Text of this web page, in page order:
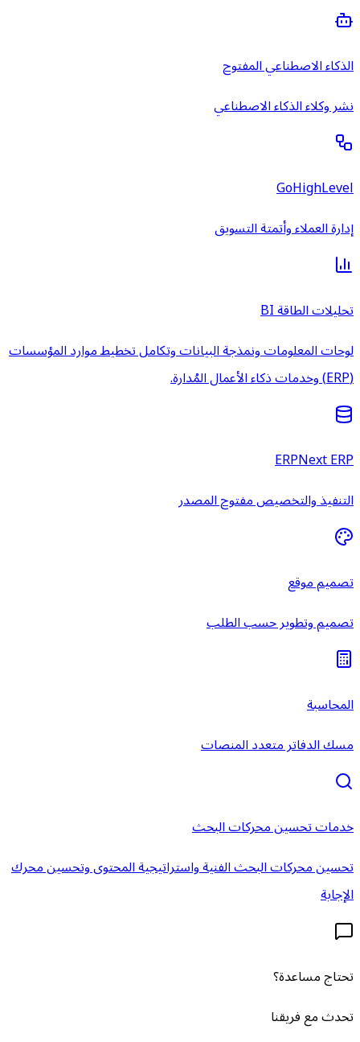
الذكاء الاصطناعي المفتوح
نشر وكلاء الذكاء الاصطناعي
GoHighLevel
إدارة العملاء وأتمتة التسويق
تحليلات الطاقة BI
لوحات المعلومات ونمذجة البيانات وتكامل تخطيط موارد المؤسسات
(ERP) وخدمات ذكاء الأعمال المُدارة.
ERPNext ERP
التنفيذ والتخصيص مفتوح المصدر
تصميم موقع
تصميم وتطوير حسب الطلب
المحاسبة
مسك الدفاتر متعدد المنصات
خدمات تحسين محركات البحث
تحسين محركات البحث الفنية واستراتيجية المحتوى وتحسين محرك
الإجابة
تحتاج مساعدة؟
تحدث مع فريقنا